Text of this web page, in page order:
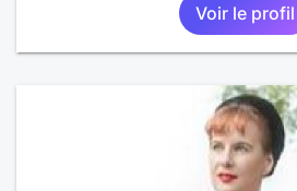
Voir le profil